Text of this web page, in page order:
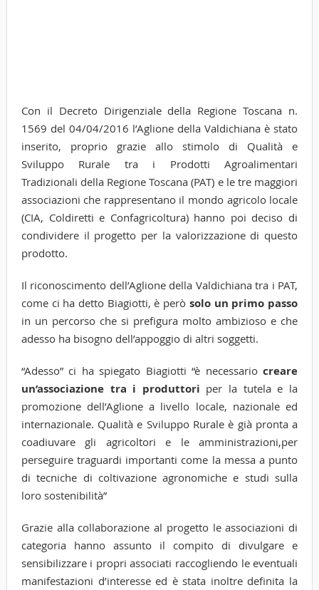
Con il Decreto Dirigenziale della Regione Toscana n.
1569 del 04/04/2016 l’Aglione della Valdichiana è stato
inserito, proprio grazie allo stimolo di Qualità e
Sviluppo Rurale tra i Prodotti Agroalimentari
Tradizionali della Regione Toscana (PAT) e le tre maggiori
associazioni che rappresentano il mondo agricolo locale
(CIA, Coldiretti e Confagricoltura) hanno poi deciso di
condividere il progetto per la valorizzazione di questo
prodotto.
Il riconoscimento dell’Aglione della Valdichiana tra i PAT,
come ci ha detto Biagiotti, è però solo un primo passo
in un percorso che si prefigura molto ambizioso e che
adesso ha bisogno dell’appoggio di altri soggetti.
“Adesso” ci ha spiegato Biagiotti “è necessariocreare
un’associazione tra i produttori per la tutela e la
promozione dell’Aglione a livello locale, nazionale ed
internazionale. Qualità e Sviluppo Rurale è già pronta a
coadiuvare gli agricoltori e le amministrazioni,per
perseguire traguardi importanti come la messa a punto
di tecniche di coltivazione agronomiche e studi sulla
loro sostenibilità”
Grazie alla collaborazione al progetto le associazioni di
categoria hanno assunto il compito di divulgare e
sensibilizzare i propri associati raccogliendo le eventuali
manifestazioni d’interesse ed è stata inoltre definita la